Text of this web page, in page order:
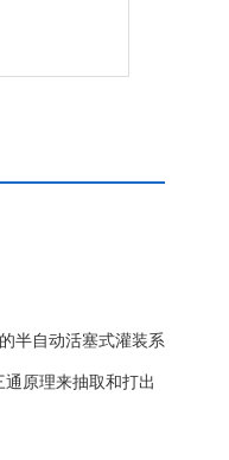
半自动活塞式灌装系
原理来抽取和打出